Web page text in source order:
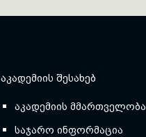
ᲐᲙᲐᲓᲔᲛᲘᲘᲡ ᲨᲔᲡᲐᲮᲔᲑ
აკადემიის მმართველობა
საჯარო ინფორმაცია